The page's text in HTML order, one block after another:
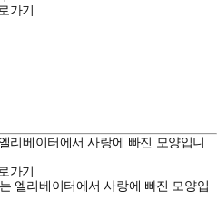
가기
가기
엘리베이터에서 사랑에 빠진 모양입